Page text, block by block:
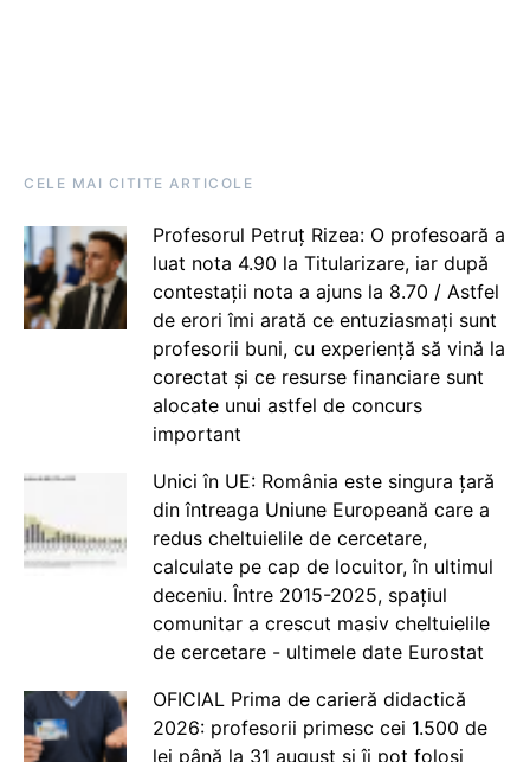
CELE MAI CITITE ARTICOLE
Profesorul Petruț Rizea: O profesoară a
luat nota 4.90 la Titularizare, iar după
contestații nota a ajuns la 8.70 / Astfel
de erori îmi arată ce entuziasmați sunt
profesorii buni, cu experiență să vină la
corectat și ce resurse financiare sunt
alocate unui astfel de concurs
important
Unici în UE: România este singura țară
din întreaga Uniune Europeană care a
redus cheltuielile de cercetare,
calculate pe cap de locuitor, în ultimul
deceniu. Între 2015-2025, spațiul
comunitar a crescut masiv cheltuielile
de cercetare - ultimele date Eurostat
OFICIAL Prima de carieră didactică
2026: profesorii primesc cei 1.500 de
lei până la 31 august și îi pot folosi